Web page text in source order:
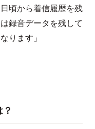
頃から着信履歴を残
録音データを残して
ります」